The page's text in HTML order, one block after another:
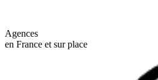
Agences
en France et sur place